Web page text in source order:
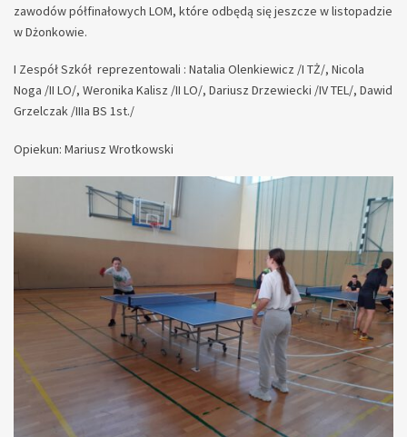
zawodów półfinałowych LOM, które odbędą się jeszcze w listopadzie
w Dżonkowie.
I Zespół Szkół reprezentowali : Natalia Olenkiewicz /I TŻ/, Nicola
Noga /II LO/, Weronika Kalisz /II LO/, Dariusz Drzewiecki /IV TEL/, Dawid
Grzelczak /IIIa BS 1st./
Opiekun: Mariusz Wrotkowski